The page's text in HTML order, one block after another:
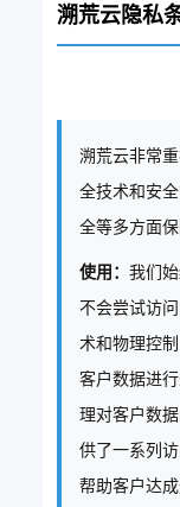
溯荒云隐私
溯荒云非常
全技术和安
全等多方面保
使用： 我们
不会尝试访
术和物理控
客户数据进
理对客户数
供了一系列
帮助客户达成